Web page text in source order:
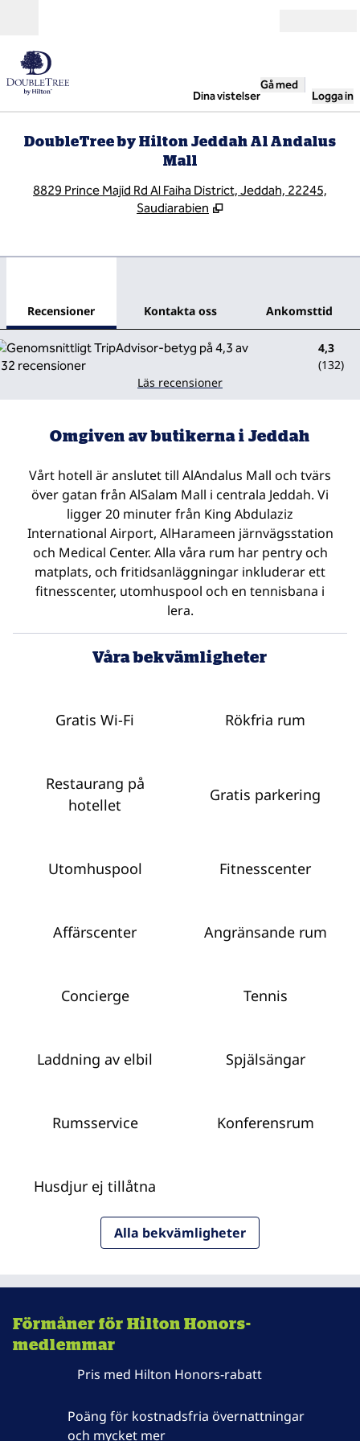
Dina vistelser
Gå med
Logga in
DoubleTree by Hilton Jeddah Al Andalus
Mall
8829 Prince Majid Rd Al Faiha District, Jeddah, 22245,
Saudiarabien
Recensioner Kontakta oss Ankomsttid
4,3
(132)
Läs recensioner
Omgiven av butikerna i Jeddah
Vårt hotell är anslutet till AlAndalus Mall och tvärs
över gatan från AlSalam Mall i centrala Jeddah. Vi
ligger 20 minuter från King Abdulaziz
International Airport, AlHarameen järnvägsstation
och Medical Center. Alla våra rum har pentry och
matplats, och fritidsanläggningar inkluderar ett
fitnesscenter, utomhuspool och en tennisbana i
lera.
Våra bekvämligheter
Gratis Wi-Fi Rökfria rum
Restaurang på
hotellet
Gratis parkering
Utomhuspool Fitnesscenter
Affärscenter Angränsande rum
Concierge Tennis
Laddning av elbil Spjälsängar
Rumsservice Konferensrum
Husdjur ej tillåtna
Alla bekvämligheter
Förmåner för Hilton Honors-
medlemmar
Pris med Hilton Honors-rabatt
Poäng för kostnadsfria övernattningar
och mycket mer